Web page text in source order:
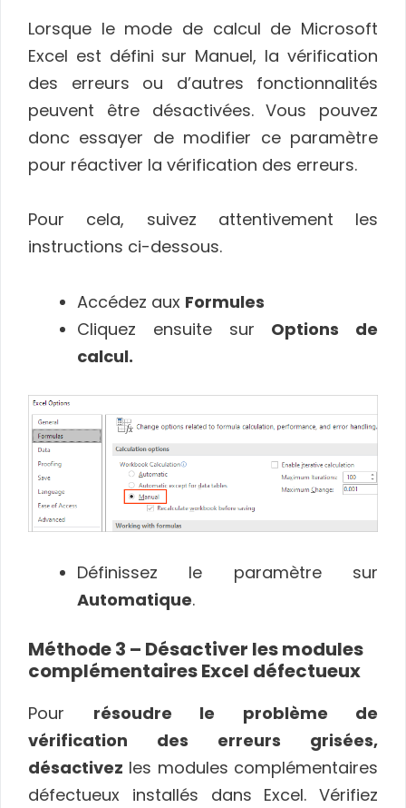
Lorsque le mode de calcul de Microsoft
Excel est défini sur Manuel, la vérification
des erreurs ou d’autres fonctionnalités
peuvent être désactivées. Vous pouvez
donc essayer de modifier ce paramètre
pour réactiver la vérification des erreurs.
Pour cela, suivez attentivement les
instructions ci-dessous.
Accédez aux Formules
Cliquez ensuite sur Options de
calcul.
Définissez le paramètre sur
Automatique.
Méthode 3 – Désactiver les modules
complémentaires Excel défectueux
Pour résoudre le problème de
vérification des erreurs grisées,
désactivez les modules complémentaires
défectueux installés dans Excel. Vérifiez